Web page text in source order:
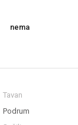
nema
Tavan
Podrum